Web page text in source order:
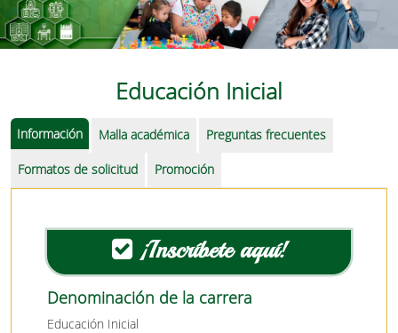
Educación Inicial
Información Malla académica Preguntas frecuentes
Formatos de solicitud Promoción
¡Inscríbete aquí!
Denominación de la carrera
Educación Inicial